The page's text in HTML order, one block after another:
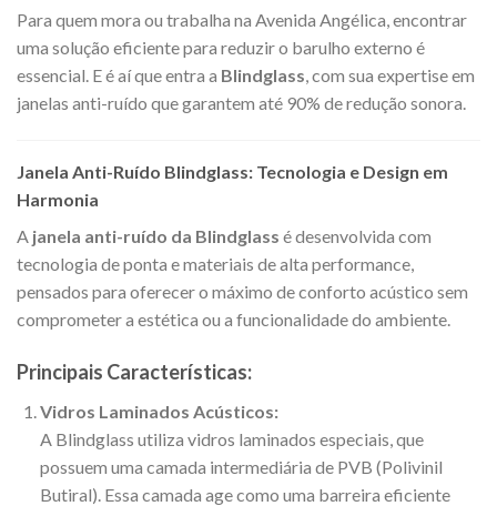
Para quem mora ou trabalha na Avenida Angélica, encontrar
uma solução eficiente para reduzir o barulho externo é
essencial. E é aí que entra a Blindglass, com sua expertise em
janelas anti-ruído que garantem até 90% de redução sonora.
Janela Anti-Ruído Blindglass: Tecnologia e Design em
Harmonia
A janela anti-ruído da Blindglass é desenvolvida com
tecnologia de ponta e materiais de alta performance,
pensados para oferecer o máximo de conforto acústico sem
comprometer a estética ou a funcionalidade do ambiente.
Principais Características:
Vidros Laminados Acústicos:
A Blindglass utiliza vidros laminados especiais, que
possuem uma camada intermediária de PVB (Polivinil
Butiral). Essa camada age como uma barreira eficiente